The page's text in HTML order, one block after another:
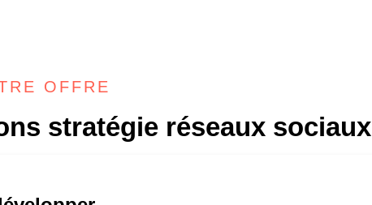
OFFRE
stratégie réseaux sociaux